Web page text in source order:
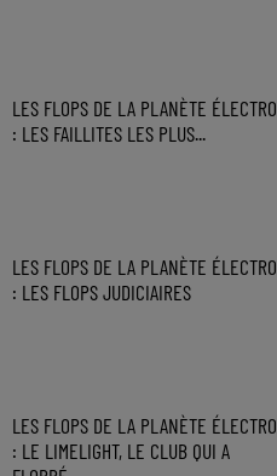
LES FLOPS DE LA PLANÈTE ÉLECTRO
: LES FAILLITES LES PLUS...
LES FLOPS DE LA PLANÈTE ÉLECTRO
: LES FLOPS JUDICIAIRES
LES FLOPS DE LA PLANÈTE ÉLECTRO
: LE LIMELIGHT, LE CLUB QUI A